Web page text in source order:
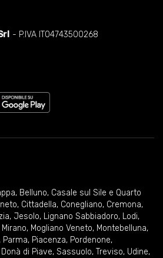
- P.IVA IT04743500268
, Belluno, Casale sul Sile e Quarto
, Cittadella, Conegliano, Cremona,
, Jesolo, Lignano Sabbiadoro, Lodi,
Mirano, Mogliano Veneto, Montebelluna,
, Parma, Piacenza, Pordenone,
di Piave, Sassuolo, Treviso, Udine,